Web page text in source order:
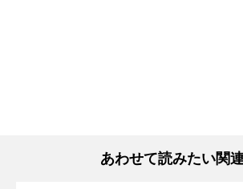
あわせて読みたい関